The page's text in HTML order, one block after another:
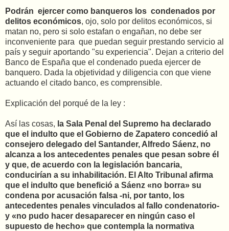
Podrán ejercer como banqueros los condenados por
delitos económicos, ojo, solo por delitos económicos, si
matan no, pero si solo estafan o engañan, no debe ser
inconveniente para que puedan seguir prestando servicio al
país y seguir aportando "su experiencia". Dejan a criterio del
Banco de España que el condenado pueda ejercer de
banquero. Dada la objetividad y diligencia con que viene
actuando el citado banco, es comprensible.
Explicación del porqué de la ley :
Así las cosas, la Sala Penal del Supremo ha declarado
que el indulto que el Gobierno de Zapatero concedió al
consejero delegado del Santander, Alfredo Sáenz, no
alcanza a los antecedentes penales que pesan sobre él
y que, de acuerdo con la legislación bancaria,
conducirían a su inhabilitación. El Alto Tribunal afirma
que el indulto que benefició a Sáenz «no borra» su
condena por acusación falsa -ni, por tanto, los
antecedentes penales vinculados al fallo condenatorio-
y «no pudo hacer desaparecer en ningún caso el
supuesto de hecho» que contempla la normativa